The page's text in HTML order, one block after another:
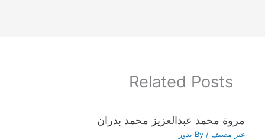
Related Posts
مروة محمد عبدالعزيز محمد بدران
غير مصنف / By بدور